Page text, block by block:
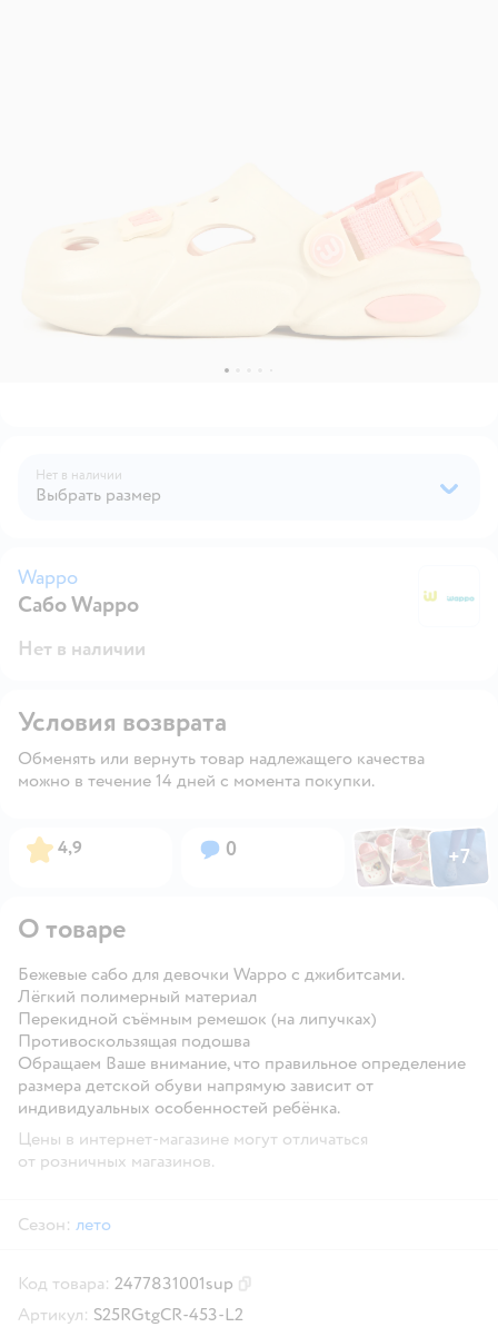
Нет в наличии
Выбрать размер
Wappo
Сабо Wappo
Нет в наличии
Условия возврата
Обменять или вернуть товар надлежащего качества
можно в течение 14 дней с момента покупки.
Рейтинг:
4,9 Вопросов:
0 ФотоФотоФото
+7
Открыть
О товаре
Бежевые сабо для девочки Wappo с джибитсами.
Лёгкий полимерный материал
Перекидной съёмным ремешок (на липучках)
Противоскользящая подошва
Обращаем Ваше внимание, что правильное определение
размера детской обуви напрямую зависит от
индивидуальных особенностей ребёнка.
Цены в интернет-магазине могут отличаться
от розничных магазинов.
Сезон: лето
Код товара: 2477831001sup
Артикул: S25RGtgCR-453-L2